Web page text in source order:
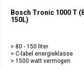
Bosch Tronic 1000 T
150L)
> 80 - 150 liter
> C-label energieklasse
> 1500 watt vermogen